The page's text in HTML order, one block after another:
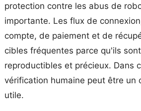
protection contre les abus de
importante. Les flux de
compte, de paiement et de
cibles fréquentes parce qu'ils
reproductibles et précieux. Dans
vérification humaine peut être un
utile.